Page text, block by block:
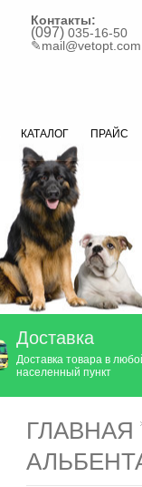
Контакты:
(097) 035-16-50
✎mail@vetopt.com
КАТАЛОГ ПРАЙС
Доставка
Доставка товара в
населенный пункт
ГЛАВНАЯ